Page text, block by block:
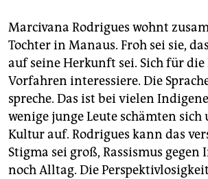
Marcivana Rodrigues wohnt
Tochter in Manaus. Froh sei sie,
auf seine Herkunft sei. Sich für
Vorfahren interessiere. Die
spreche. Das ist bei vielen
wenige junge Leute schämten
Kultur auf. Rodrigues kann das
Stigma sei groß, Rassismus
noch Alltag. Die